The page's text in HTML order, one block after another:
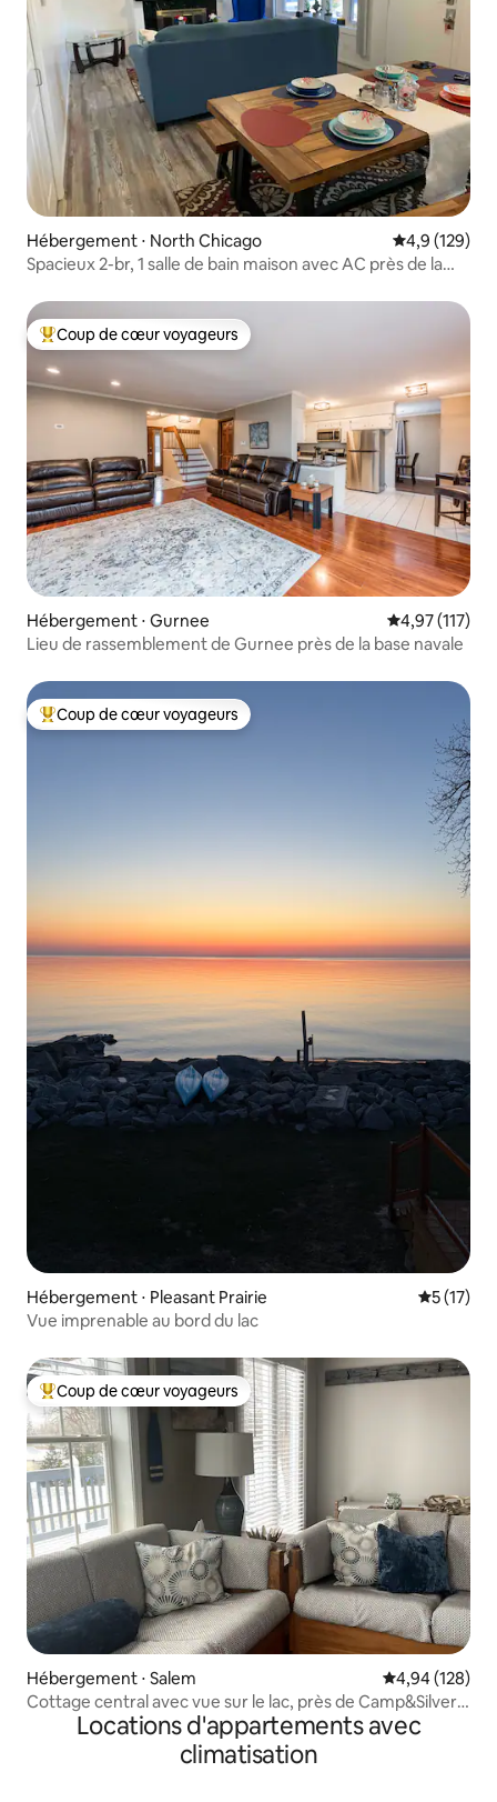
Hébergement ⋅ North Chicago Évaluation
4,9 (129)
Spacieux 2-br, 1 salle de bain maison avec AC près de la
Coups de cœur voyageurs les plus appréciés
Coup de cœur voyageurs
Hébergement ⋅ Gurnee Évaluation
4,97 (117)
Lieu de rassemblement de Gurnee près de la base navale
Coups de cœur voyageurs les plus appréciés
Coup de cœur voyageurs
Hébergement ⋅ Pleasant Prairie
5 (17)
Vue imprenable au bord du lac
Coups de cœur voyageurs les plus appréciés
Coup de cœur voyageurs
Hébergement ⋅ Salem Évaluation
4,94 (128)
Cottage central avec vue sur le lac, près de Camp&Silver
Locations d'appartements avec
climatisation